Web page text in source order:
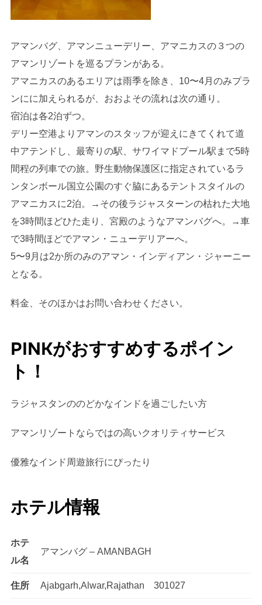
アマンバグ、アマンニューデリー、アマニカスの３つの
アマンリゾートを巡るプランがある。
アマニカスのあるエリアは雨季を除き、10〜4月のみプラ
ンにに加えられるが、おおよその流れは次の通り。
宿泊は各2泊ずつ。
デリー空港よりアマンのスタッフが迎えにきてくれて道
中アテンドし、最寄りの駅、サワイマドプール駅まで5時
間程の列車での旅。野生動物保護区に指定されているラ
ンタンボール国立公園のすぐ脇にあるテントスタイルの
アマニカスに2泊。→その後ラジャスターンの枯れた大地
を3時間ほどひた走り、宮殿のようなアマンバグへ。→車
で3時間ほどでアマン・ニューデリアーへ。
5〜9月は2か所のみのアマン・インディアン・ジャーニー
となる。
料金、そのほかはお問い合わせください。
PINKがおすすめするポイン
ト！
ラジャスタンののどかなインドを過ごしたい方
アマンリゾートならではの高いクオリティサービス
優雅なインド周遊旅行にぴったり
ホテル情報
ホテ
ル名
アマンバグ – AMANBAGH
住所 Ajabgarh,Alwar,Rajathan 301027